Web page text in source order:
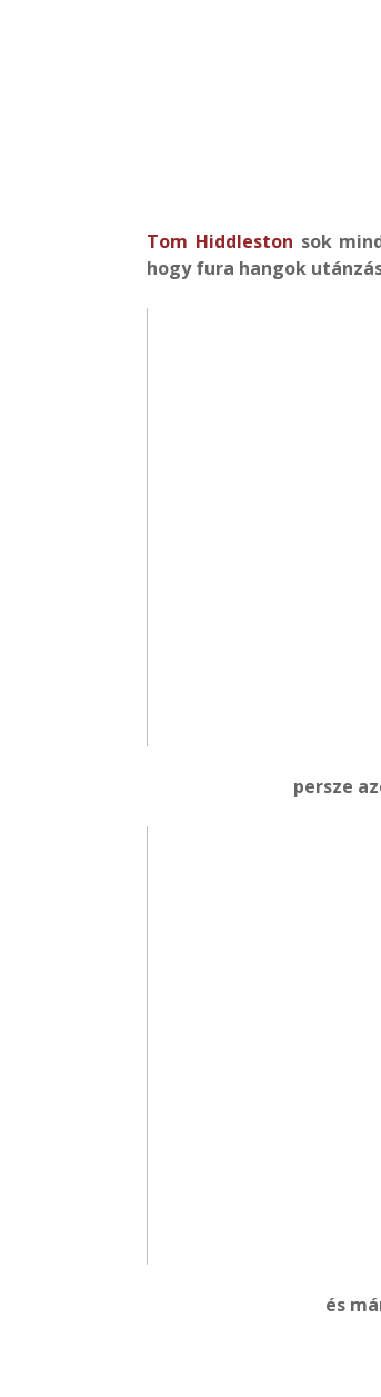
Tom Hiddleston sok
hogy fura hangok
persze
és